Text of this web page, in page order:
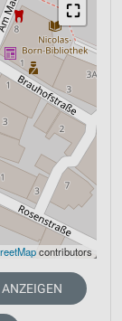
⛶
contributors